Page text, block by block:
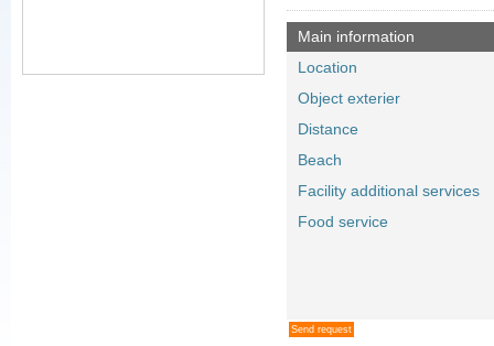
Main information
Location
Object exterier
Distance
Beach
Facility additional services
Food service